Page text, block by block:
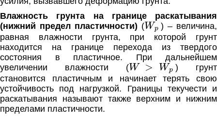
Влажность грунта на границе раскатывания
(нижний предел пластичности) (
Wp
) – величина,
равная влажности грунта, при которой грунт
находится на границе перехода из твердого
состояния в пластичное. При дальнейшем
увеличении влажности (
W > Wp
) грунт
становится пластичным и начинает терять свою
устойчивость под нагрузкой. Границы текучести и
раскатывания называют также верхним и нижним
пределами пластичности.